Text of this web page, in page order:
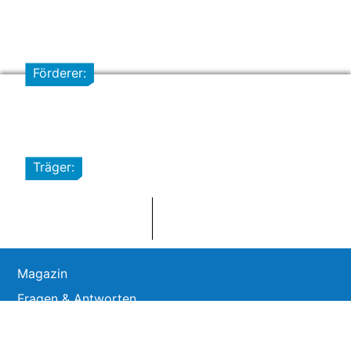
Träger:
Förderer:
Magazin
Fragen & Antworten